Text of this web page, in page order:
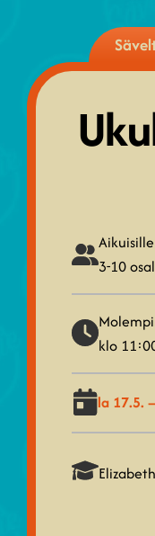
Aikuisille
3-10
klo
la 17.5.